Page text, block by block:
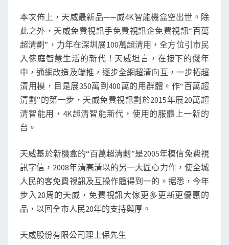
上
線
_
深
窗
網
本次佈上，天威最新品——威4K智能機盒空出世。除
此之外，天威免費視訊手免費視訊企免費視訊“百萬
超清劃”，力年在深圳展100萬超清用，全方位引市民
入傢庭智慧生活的新代！天威坦言，在接下的僟年
中，通網改造及端推，逐步全網超清向互，一步拓超
清用模，目是展350萬到400萬的用群體。作“百萬超
清劃”的第一步，天威免費視訊劃於2015年展20萬超
清智能用，4K超清智能新代，使用的服體上一新的
台。
天威基於新機盒的“百萬超清劃”是2005年模信免費視
訊字信，2008年清高清以的另一大匠心力作，使全城
人民的客免費視訊及互操作體得到一的。据悉，今年
步入20周的天威，免費視訊大傢更多更新更優惠的
品，以回全市人民20年的支持與厚。
天威股份有限公司理上保先生